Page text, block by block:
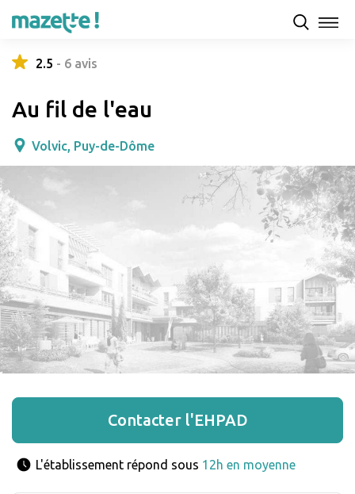
2.5 - 6 avis
Au fil de l'eau
Volvic, Puy-de-Dôme
Contacter l'EHPAD
L'établissement répond sous 12h en moyenne